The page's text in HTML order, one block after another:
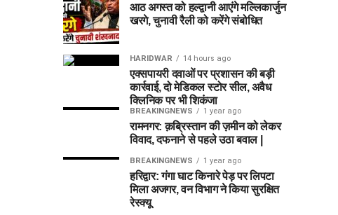
आठ अगस्त को हल्द्वानी आएंगे मल्लिकार्जुन
खरगे, चुनावी रैली को करेंगे संबोधित
HARIDWAR 14 hours ago
एक्सपायरी दवाओं पर प्रशासन की बड़ी
कार्रवाई, दो मेडिकल स्टोर सील, अवैध
क्लिनिक पर भी शिकंजा
BREAKINGNEWS 1 year ago
रामनगर: क़ब्रिस्तान की ज़मीन को लेकर
विवाद, दफनाने से पहले उठा बवाल |
BREAKINGNEWS 1 year ago
हरिद्वार: गंगा घाट किनारे पेड़ पर लिपटा
मिला अजगर, वन विभाग ने किया सुरक्षित
रेस्क्यू